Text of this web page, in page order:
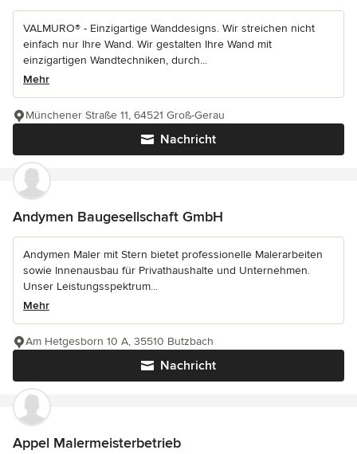
VALMURO® - Einzigartige Wanddesigns. Wir streichen nicht
einfach nur Ihre Wand. Wir gestalten Ihre Wand mit
einzigartigen Wandtechniken, durch...
Mehr
Nachricht
Münchener Straße 11, 64521 Groß-Gerau
Andymen Baugesellschaft GmbH
Andymen Maler mit Stern bietet professionelle Malerarbeiten
sowie Innenausbau für Privathaushalte und Unternehmen.
Unser Leistungsspektrum...
Mehr
Nachricht
Am Hetgesborn 10 A, 35510 Butzbach
Appel Malermeisterbetrieb